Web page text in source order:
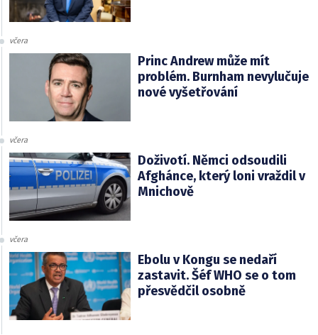
včera
Princ Andrew může mít
problém. Burnham nevylučuje
nové vyšetřování
včera
Doživotí. Němci odsoudili
Afghánce, který loni vraždil v
Mnichově
včera
Ebolu v Kongu se nedaří
zastavit. Šéf WHO se o tom
přesvědčil osobně